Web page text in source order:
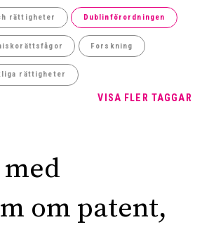
rättigheter Dublinförordningen
Forskning
rättigheter
VISA FLER TAGGAR
om patent,